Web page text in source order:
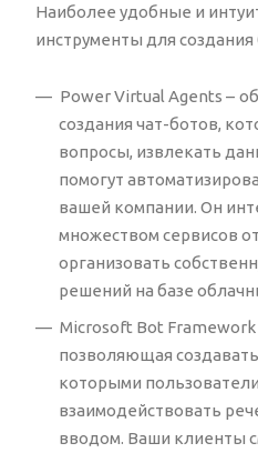
Наиболее удобные и
инструменты для
Power Virtual Agents –
создания чат-ботов,
вопросы, извлекать
помогут
вашей компании. Он
множеством сервисов
организовать
решений на базе
Microsoft Bot Framework
позволяющая
которыми
взаимодействовать
вводом. Ваши клиенты